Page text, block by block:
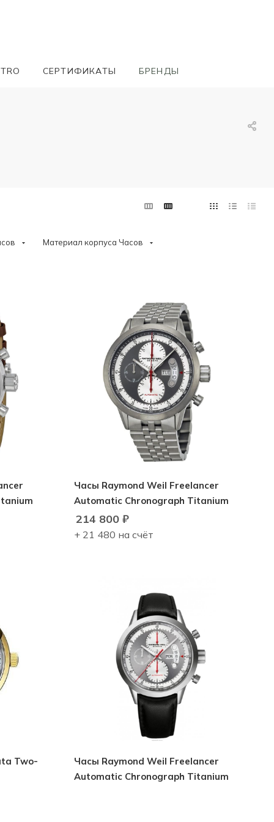
СЕРТИФИКАТЫ БРЕНДЫ
Материал корпуса Часов
Часы Raymond Weil Freelancer
Automatic Chronograph Titanium
214 800 ₽
+ 21 480 на счёт
Two-
Часы Raymond Weil Freelancer
Automatic Chronograph Titanium